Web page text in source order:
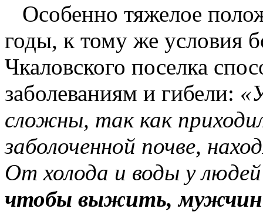
Особенно тяжелое
годы, к тому же условия
Чкаловского поселка
заболеваниям и гибели:
сложны, так как
заболоченной почве,
От холода и воды у
чтобы выжить,